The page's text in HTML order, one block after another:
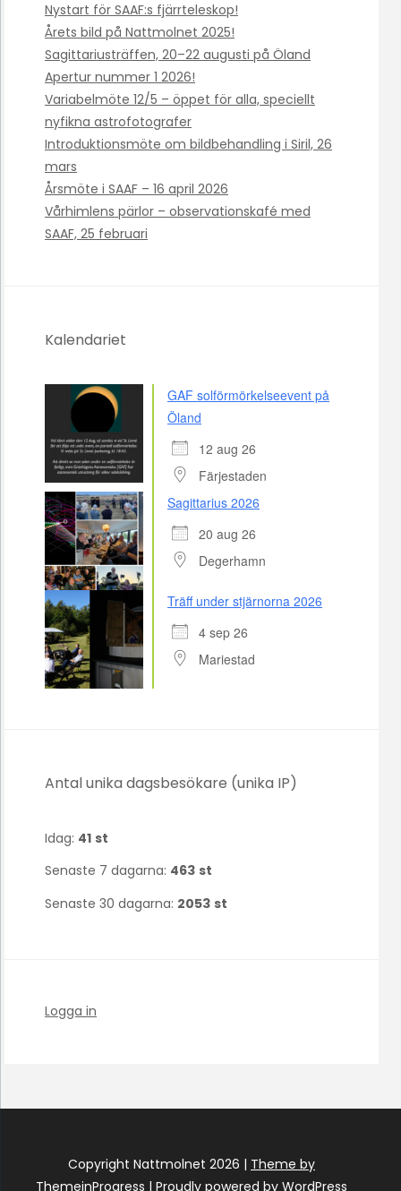
Nystart för SAAF:s fjärrteleskop!
Årets bild på Nattmolnet 2025!
Sagittariusträffen, 20–22 augusti på Öland
Apertur nummer 1 2026!
Variabelmöte 12/5 – öppet för alla, speciellt
nyfikna astrofotografer
Introduktionsmöte om bildbehandling i Siril, 26
mars
Årsmöte i SAAF – 16 april 2026
Vårhimlens pärlor – observationskafé med
SAAF, 25 februari
Kalendariet
GAF solförmörkelseevent på
Öland
12 aug 26
Färjestaden
Sagittarius 2026
20 aug 26
Degerhamn
Träff under stjärnorna 2026
4 sep 26
Mariestad
Antal unika dagsbesökare (unika IP)
Idag: 41 st
Senaste 7 dagarna: 463 st
Senaste 30 dagarna: 2053 st
Logga in
Copyright Nattmolnet 2026 | Theme by
ThemeinProgress | Proudly powered by WordPress